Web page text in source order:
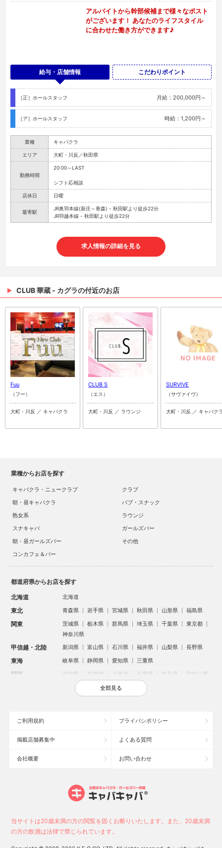
アルバイトから幹部候補まで様々なポスト
がございます！ あなたのライフスタイル
に合わせた働き方ができます♪
給与・店舗情報 こだわりポイント
［正］ホールスタッフ 月給：200,000円～
［ア］ホールスタッフ 時給：1,200円～
業種 キャバクラ
エリア 大町・川反／秋田県
勤務時間
20:00～LAST
シフト応相談
店休日 日曜
最寄駅
JR奥羽本線(新庄～青森) - 秋田駅より徒歩22分
JR羽越本線 - 秋田駅より徒歩22分
求人情報の詳細を見る
CLUB 華蔵 - カグラの付近のお店
Fuu
（フー）
大町・川反 ／ キャバクラ
CLUB S
（エス）
大町・川反 ／ ラウンジ
SURVIVE
（サヴァイヴ）
大町・川反 ／ キャバク
業種からお店を探す
キャバクラ・ニュークラブ
クラブ
朝・昼キャバクラ
パブ・スナック
熟女系
ラウンジ
スナキャバ
ガールズバー
朝・昼ガールズバー
その他
コンカフェ＆バー
都道府県からお店を探す
北海道 北海道
東北 青森県 岩手県 宮城県 秋田県 山形県 福島県
関東 茨城県 栃木県 群馬県 埼玉県 千葉県
東京都
神奈川県
甲信越・北陸 新潟県 富山県 石川県 福井県 山梨県 長野県
東海 岐阜県 静岡県 愛知県 三重県
関西 滋賀県 京都府 大阪府 兵庫県 奈良県 和歌山県
鳥取県 島根県 岡山県 広島県
沖縄県
大宮のキャバクラ
六本木のキャバクラ
池袋駅（西口）のキャバクラ
長野市のキャバクラ
宇都宮市のキャバクラ
全部見る
ご利用規約 プライバシポリシー
掲載店舗募集中 よくある質問
会社概要 お問い合わせ
当サイトは20歳未満の方の閲覧を固くお断りいたします。また、20歳未満
の方の飲酒は法律で禁じられています。